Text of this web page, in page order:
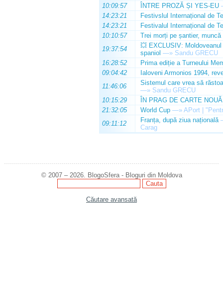
10:09:57
ÎNTRE PROZĂ ȘI YES-EU
14:23:21
Festivslul Internațional de
14:23:21
Festivalul Internațional de
10:10:57
Trei morți pe șantier, muncă
19:37:54
💥 EXCLUSIV:
spaniol —» Sandu GRECU
16:28:52
Prima ediție a Turneului
09:04:42
Ialoveni Armonios 1994,
11:46:06
Sistemul care vrea să
—» Sandu GRECU
10:15:29
ÎN PRAG DE CARTE NOUĂ
21:32:05
World Cup —» APort |
09:11:12
Franța, după ziua națională
Carag
© 2007 – 2026. BlogoSfera - Bloguri din Moldova
Căutare avansată